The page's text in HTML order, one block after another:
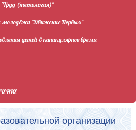
(технология)"
молодёжи "Движение Первых"
детей в каникулярное время
организации